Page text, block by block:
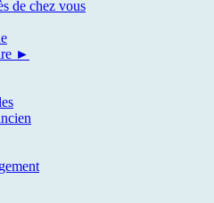
de chez vous
►